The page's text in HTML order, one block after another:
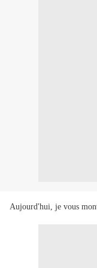
Aujourd'hui, je vous